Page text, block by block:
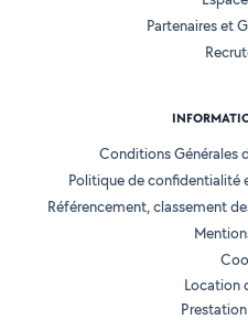
Partenaires et
Conditions Générales
Politique de confidentialité
Référencement, classement
Location